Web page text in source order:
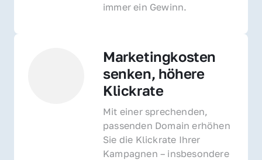
immer ein Gewinn.
Marketingkosten
senken, höhere
Klickrate
Mit einer sprechenden,
passenden Domain erhöhen
Sie die Klickrate Ihrer
Kampagnen – insbesondere